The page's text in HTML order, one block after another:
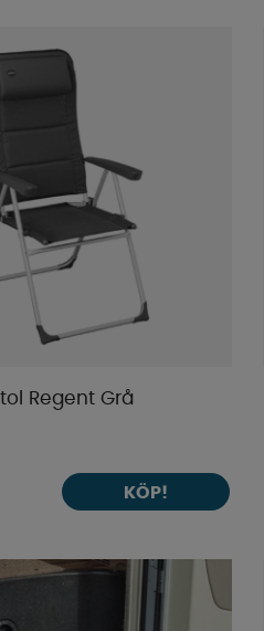
Regent Grå
KÖP!